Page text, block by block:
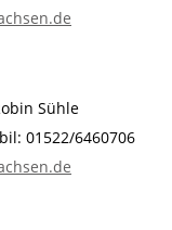
Sühle
01522/6460706